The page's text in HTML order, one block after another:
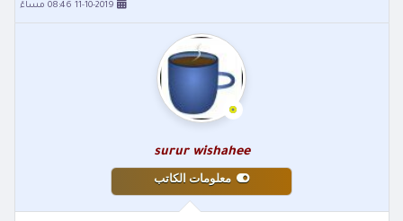
11-10-2019 08:46 مساءً
surur wishahee
معلومات الكاتب